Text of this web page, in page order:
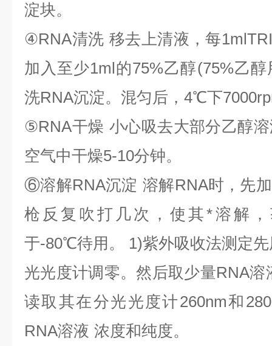
淀块。
④RNA清洗 移去上清液，每
加入至少1ml的75%乙醇(75%乙醇
洗RNA沉淀。混匀后， 4℃下
⑤RNA干燥 小心吸去大部分乙醇
空气中干燥5-10分钟。
⑥溶解RNA沉淀 溶解RNA时，先
枪反复吹打几次，使其*溶解
于-80℃待用。 1)紫外吸收法测定
光光度计调零。然后取少量RNA溶
读取其在分光光度计260nm和
RNA溶液 浓度和纯度。